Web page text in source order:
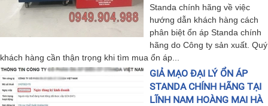
Standa chính hãng về việc
hướng dẫn khách hàng cách
phân biệt ổn áp Standa chính
hãng do Công ty sản xuất. Quý
khách hàng cần thận trọng khi tìm mua ổn áp...
GIẢ MẠO ĐẠI LÝ ỔN ÁP
STANDA CHÍNH HÃNG TẠI
LĨNH NAM HOÀNG MAI HÀ